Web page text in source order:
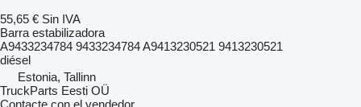
55,65 € Sin IVA
Barra estabilizadora
A9433234784 9433234784 A9413230521 9413230521
diésel
Estonia, Tallinn
TruckParts Eesti OÜ